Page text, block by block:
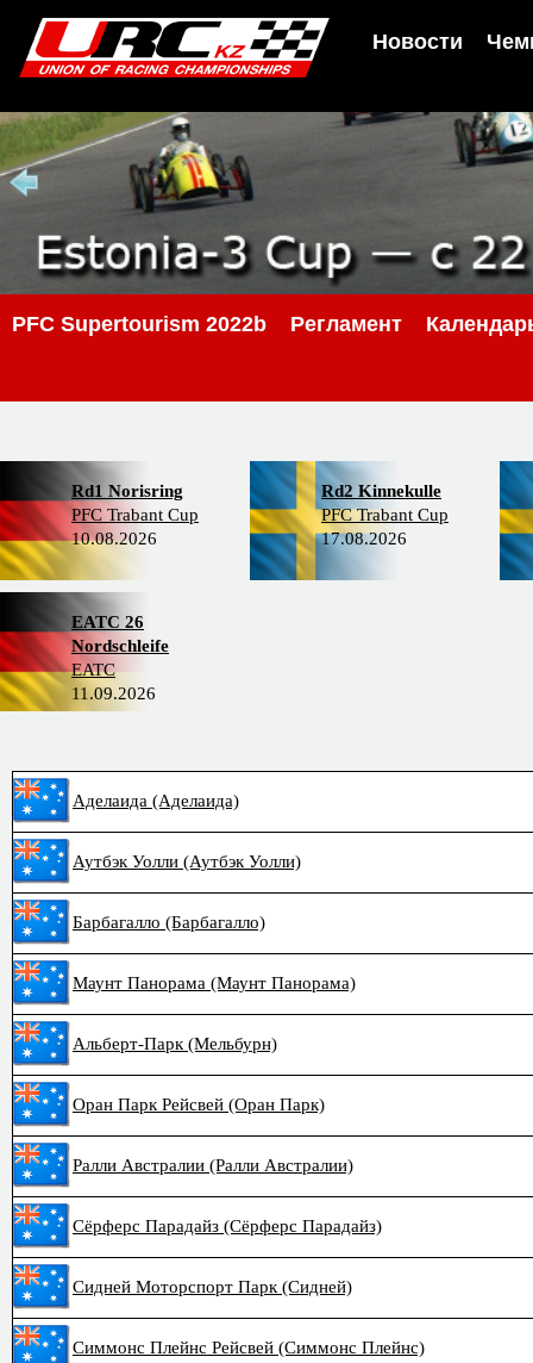
Новости
PFC Supertourism 2022b Регламент
Rd1 Norisring
PFC Trabant Cup
10.08.2026
Rd2 Kinnekulle
PFC Trabant Cup
17.08.2026
EATC 26
Nordschleife
EATC
11.09.2026
Аделаида (Аделаида)
Аутбэк Уолли (Аутбэк Уолли)
Барбагалло (Барбагалло)
Маунт Панорама (Маунт Панорама)
Альберт-Парк (Мельбурн)
Оран Парк Рейсвей (Оран Парк)
Ралли Австралии (Ралли Австралии)
Сёрферс Парадайз (Сёрферс Парадайз)
Сидней Моторспорт Парк (Сидней)
Симмонс Плейнс Рейсвей (Симмонс Плейнс)